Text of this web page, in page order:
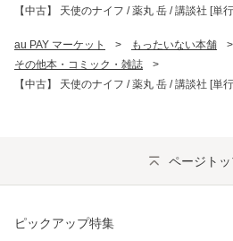
【中古】 天使のナイフ / 薬丸 岳 / 講談社 [単
au PAY マーケット > もったいない本舗 >
その他本・コミック・雑誌
>
【中古】 天使のナイフ / 薬丸 岳 / 講談社 [単
ページト
ピックアップ特集